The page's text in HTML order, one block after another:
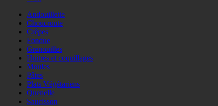
Andouillette
Choucroute
Crêpes
Fondue
Grenouilles
Huitres et coquillages
Moules
Pâtes
Plats Végétariens
Quenelle
Saucisson